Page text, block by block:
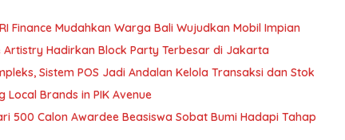
Finance Mudahkan Warga Bali Wujudkan Mobil Impian
Artistry Hadirkan Block Party Terbesar di Jakarta
Sistem POS Jadi Andalan Kelola Transaksi dan Stok
Local Brands in PIK Avenue
500 Calon Awardee Beasiswa Sobat Bumi Hadapi Tahap